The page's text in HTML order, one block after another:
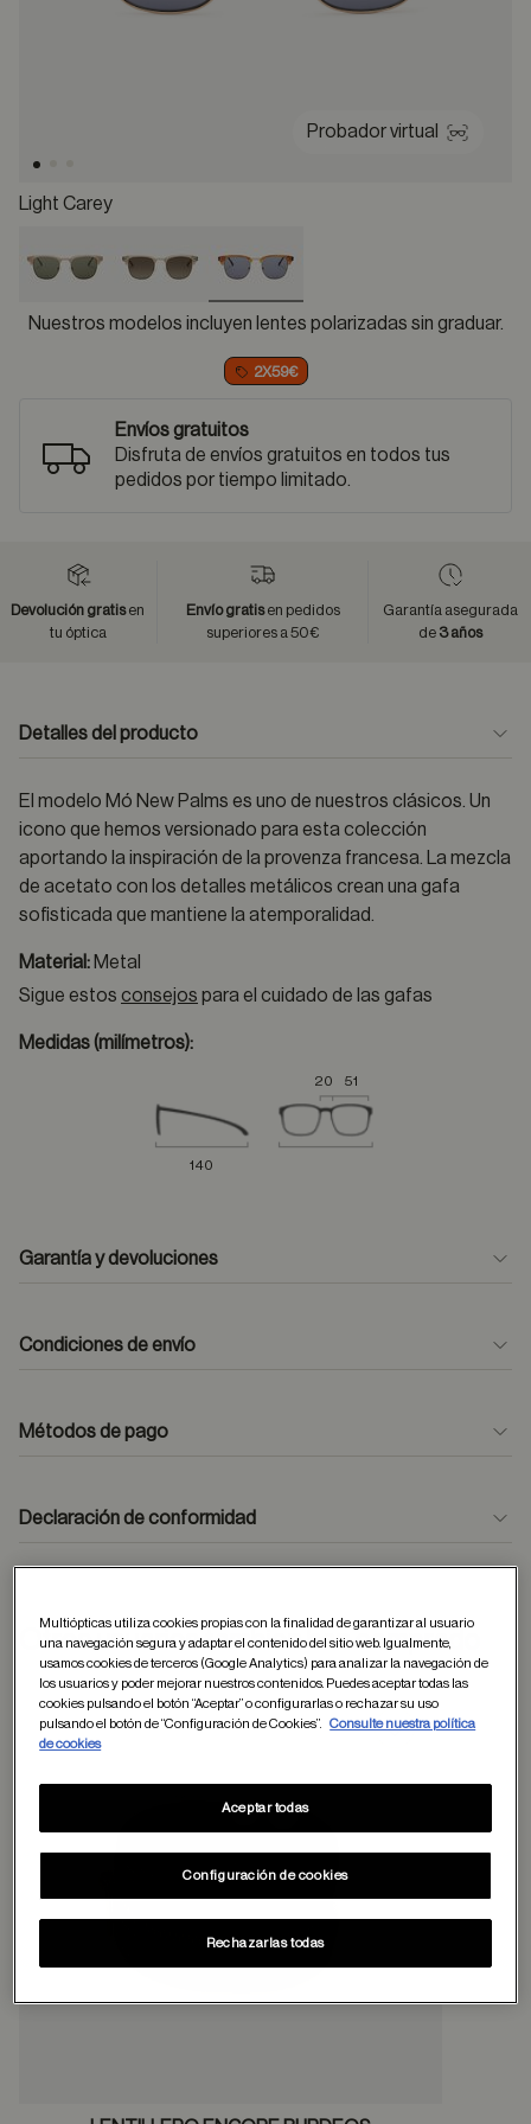
Probador virtual
Light Carey
selected
Nuestros modelos incluyen lentes polarizadas sin graduar.
2X59€
Envíos gratuitos
Disfruta de envíos gratuitos en todos tus
pedidos por tiempo limitado.
Devolución gratisen
tu óptica
Envío gratisen pedidos
superiores a 50€
Garantía asegurada
de 3 años
Detalles del producto
El modelo Mó New Palms es uno de nuestros clásicos. Un
icono que hemos versionado para esta colección
aportando la inspiración de la provenza francesa. La mezcla
de acetato con los detalles metálicos crean una gafa
sofisticada que mantiene la atemporalidad.
Material: Metal
Sigue estos consejos para el cuidado de las gafas
Medidas (milímetros):
20 51
140
Garantía y devoluciones
Condiciones de envío
Métodos de pago
Declaración de conformidad
Otros usuarios tambien han comprado
Multiópticas utiliza cookies propias con la finalidad de garantizar al usuario
una navegación segura y adaptar el contenido del sitio web. Igualmente,
usamos cookies de terceros (Google Analytics) para analizar la navegación de
los usuarios y poder mejorar nuestros contenidos. Puedes aceptar todas las
cookies pulsando el botón “Aceptar” o configurarlas o rechazar su uso
pulsando el botón de “Configuración de Cookies”.
Consulte nuestra política
de cookies
Configuración de cookies
Rechazarlas todas
Aceptar todas